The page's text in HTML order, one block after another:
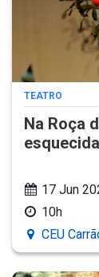
TEATRO
Na Roça
esquecida
17 Jun
10h
CEU